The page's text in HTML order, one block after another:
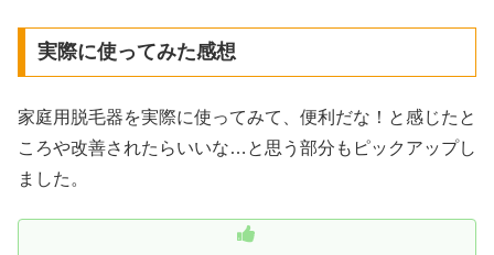
実際に使ってみた感想
家庭用脱毛器を実際に使ってみて、便利だな！と感じたと
ころや改善されたらいいな…と思う部分もピックアップし
ました。